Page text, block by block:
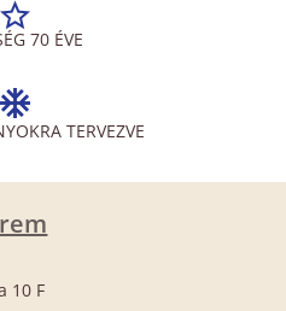
70 ÉVE
TERVEZVE
10 F